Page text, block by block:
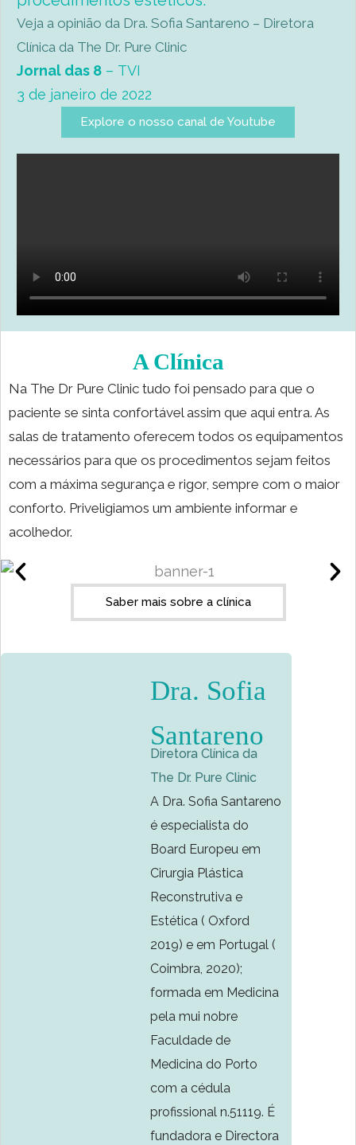
Veja a opinião da Dra. Sofia Santareno – Diretora
Clínica da The Dr. Pure Clinic
Jornal das 8 – TVI
3 de janeiro de 2022
Explore o nosso canal de Youtube
A Clínica
Na The Dr Pure Clinic tudo foi pensado para que o
paciente se sinta confortável assim que aqui entra. As
salas de tratamento oferecem todos os equipamentos
necessários para que os procedimentos sejam feitos
com a máxima segurança e rigor, sempre com o maior
conforto. Priveligiamos um ambiente informar e
acolhedor.
Saber mais sobre a clínica
Dra. Sofia
Santareno
Diretora Clínica da
The Dr. Pure Clinic
A Dra. Sofia Santareno
é especialista do
Board Europeu em
Cirurgia Plástica
Reconstrutiva e
Estética ( Oxford
2019) e em Portugal (
Coimbra, 2020);
formada em Medicina
pela mui nobre
Faculdade de
Medicina do Porto
com a cédula
profissional n.51119. É
fundadora e Directora